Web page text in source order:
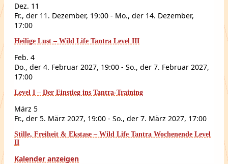
Dez. 11
Fr., der 11. Dezember, 19:00 - Mo., der 14. Dezember,
17:00
Heilige Lust – Wild Life Tantra Level III
Feb. 4
Do., der 4. Februar 2027, 19:00 - So., der 7. Februar 2027,
17:00
Level I – Der Einstieg ins Tantra-Training
März 5
Fr., der 5. März 2027, 19:00 - So., der 7. März 2027, 17:00
Stille, Freiheit & Ekstase – Wild Life Tantra Wochenende Level
II
Kalender anzeigen